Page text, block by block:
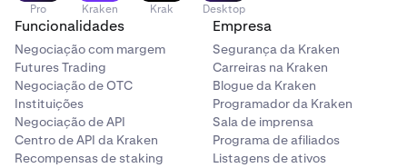
Pro Kraken Krak Desktop
Funcionalidades
Negociação com margem
Futures Trading
Negociação de OTC
Instituições
Negociação de API
Centro de API da Kraken
Recompensas de staking
Empresa
Segurança da Kraken
Carreiras na Kraken
Blogue da Kraken
Programador da Kraken
Sala de imprensa
Programa de afiliados
Listagens de ativos